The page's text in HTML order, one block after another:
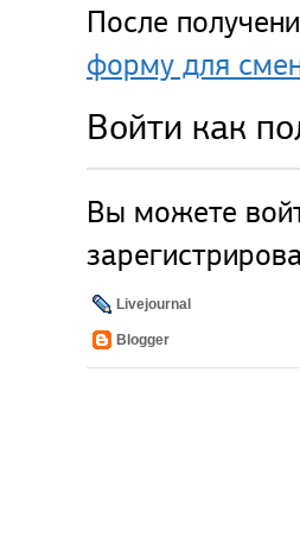
После
форму для
Войти как
Вы можете
Livejournal
Blogger